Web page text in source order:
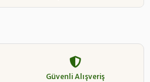
Güvenli Alışveriş